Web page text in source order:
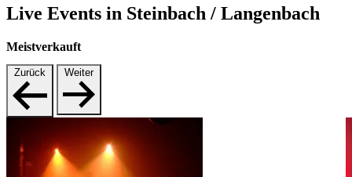
Live Events in Steinbach / Langenbach
Meistverkauft
Zurück Weiter